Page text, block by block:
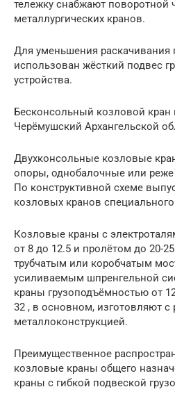
тележку снабжают поворотной
металлургических кранов.
Для уменьшения раскачивания
использован жёсткий подвес
устройства.
Бесконсольный козловой кран
Черёмушский Архангельской
Двухконсольные козловые
опоры, однобалочные или
По конструктивной схеме
козловых кранов
Козловые краны с
от 8 до 12.5 и пролётом до 20-
трубчатым или коробчатым
усиливаемым шпренгельной
краны грузоподъёмностью от
32 , в основном, изготовляют с
металлоконструкцией.
Преимущественное
козловые краны общего
краны с гибкой подвеской